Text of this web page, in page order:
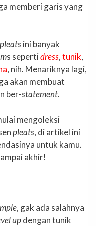
memberi garis yang
pleatsini banyak
s sepertidress,tunik,
, nih. Menariknya lagi,
akan membuat
ber-statement.
mengoleksi
pleats, di artikel ini
untuk kamu.
akhir!
, gak ada salahnya
updengan tunik